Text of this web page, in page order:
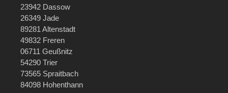
23942 Dassow
26349 Jade
89281 Altenstadt
49832 Freren
06711 Geußnitz
54290 Trier
73565 Spraitbach
84098 Hohenthann